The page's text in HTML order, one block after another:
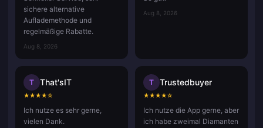
sichere alternative
Auflademethode und
regelmäßige Rabatte.
Aug 8, 2026
Aug 8, 2026
T That'sIT
★★★★☆
Ich nutze es sehr gerne,
vielen Dank.
T Trustedbuyer
★★★★☆
Ich nutze die App gerne, aber
ich habe zweimal Diamanten